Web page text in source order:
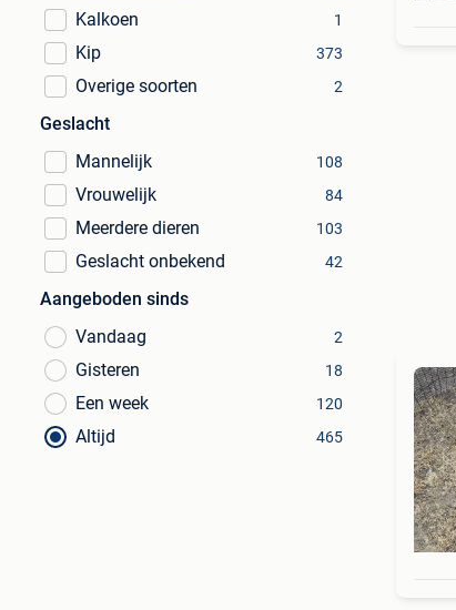
Kalkoen 1
Kip 373
Overige soorten 2
Geslacht
Mannelijk
108
Vrouwelijk 84
Meerdere dieren 103
Geslacht onbekend 42
Aangeboden sinds
Vandaag
2
Gisteren 18
Een week 120
Altijd 465